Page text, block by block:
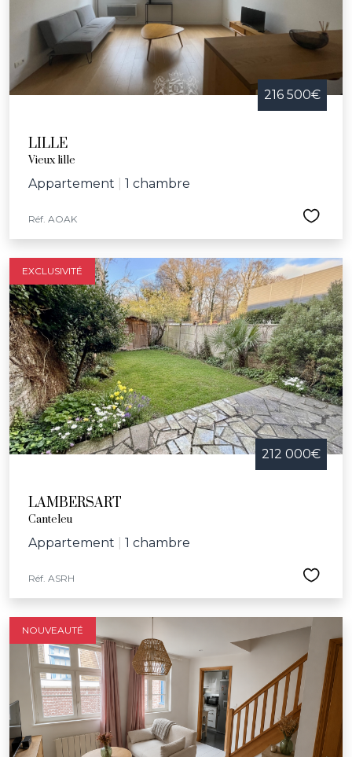
216 500€
LILLE
Vieux lille
Appartement 1 chambre
Réf. AOAK
EXCLUSIVITÉ
212 000€
LAMBERSART
Canteleu
Appartement 1 chambre
Réf. ASRH
NOUVEAUTÉ